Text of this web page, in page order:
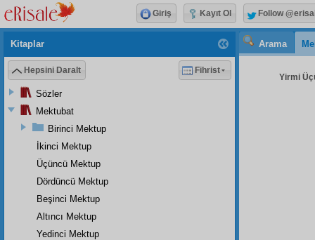
Arama
Yirmi
Kitaplar
Hepsini Daralt Fihrist
Sözler
Mektubat
Birinci Mektup
İkinci Mektup
Üçüncü Mektup
Dördüncü Mektup
Beşinci Mektup
Altıncı Mektup
Yedinci Mektup
Giriş Kayıt Ol Follow